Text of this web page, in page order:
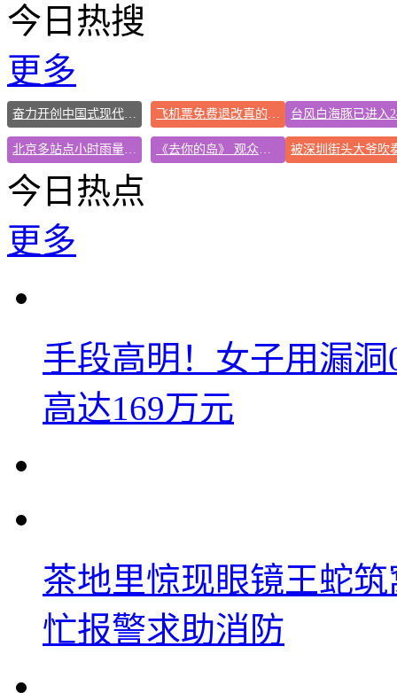
今日热搜
更多
奋力开创中国式现代化建设新局面 飞机票免费退改真的来了
北京多站点小时雨量下到全国第一 《去你的岛》 观众哭崩
今日热点
更多
手段高明！女子用漏
高达169万元
茶地里惊现眼镜王蛇
忙报警求助消防